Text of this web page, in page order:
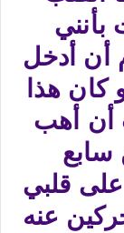
أن أدخل
هذا
أن أهب
سابع
على قلبي
عنه